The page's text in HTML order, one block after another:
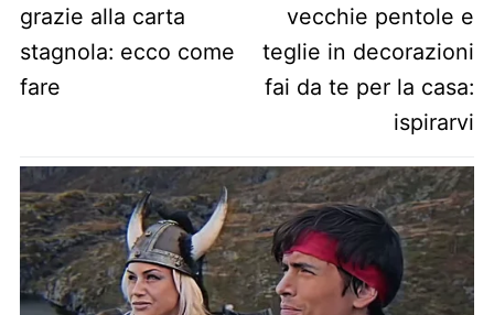
grazie alla carta
stagnola: ecco come
fare
vecchie pentole e
teglie in decorazioni
fai da te per la casa:
ispirarvi